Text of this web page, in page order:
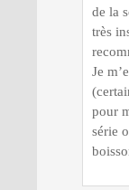
de la
très
Je
pour
série